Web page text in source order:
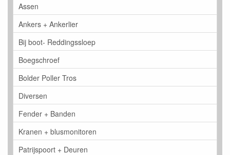
Assen
Ankers + Ankerlier
Bij boot- Reddingssloep
Boegschroef
Bolder Poller Tros
Diversen
Fender + Banden
Kranen + blusmonitoren
Patrijspoort + Deuren